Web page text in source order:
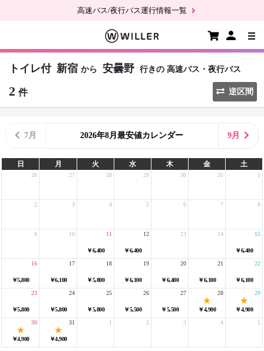
高速バス/夜行バス運行情報一覧
トイレ付 新宿 から 安曇野 行きの 高速バス・夜行バス
2 件 逆区間
7月 2026年8月最安値カレンダー 9月
日 月 火 水 木 金 土
26 27 28 29 30 31 1
2 3 4 5 6 7 8
9 10
￥6,400
11
￥6,400
12 13 14
￥6,400
15
￥5,800
16
￥6,100
17
￥5,800
18
￥6,100
19
￥6,400
20
￥6,100
21
￥6,100
22
￥5,800
23
￥5,800
24
￥5,800
25
￥5,500
26
￥5,500
27
￥4,900
28
￥4,900
29
￥4,900
30
￥4,900
31 1 2 3 4 5